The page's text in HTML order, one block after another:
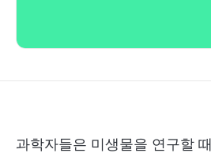
과학자들은 미생물을 연구할